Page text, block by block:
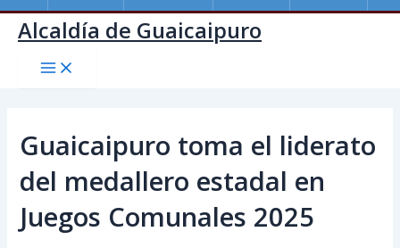
Alcaldía de Guaicaipuro
Guaicaipuro toma el liderato
del medallero estadal en
Juegos Comunales 2025